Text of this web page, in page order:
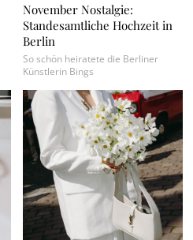
November Nostalgie:
Standesamtliche Hochzeit in
Berlin
So schön heiratete die Berliner
Künstlerin Bings